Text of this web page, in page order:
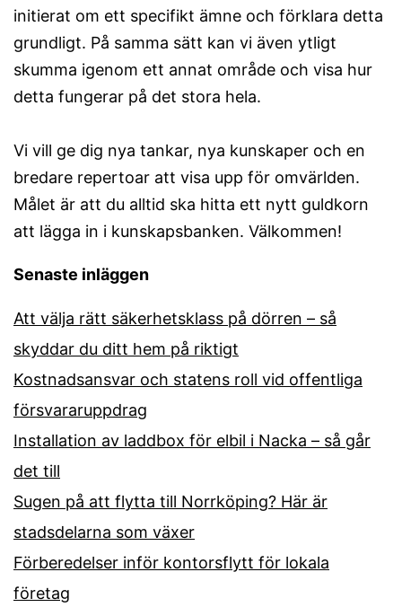
initierat om ett specifikt ämne och förklara detta
grundligt. På samma sätt kan vi även ytligt
skumma igenom ett annat område och visa hur
detta fungerar på det stora hela.
Vi vill ge dig nya tankar, nya kunskaper och en
bredare repertoar att visa upp för omvärlden.
Målet är att du alltid ska hitta ett nytt guldkorn
att lägga in i kunskapsbanken. Välkommen!
Senaste inläggen
Att välja rätt säkerhetsklass på dörren – så
skyddar du ditt hem på riktigt
Kostnadsansvar och statens roll vid offentliga
försvararuppdrag
Installation av laddbox för elbil i Nacka – så går
det till
Sugen på att flytta till Norrköping? Här är
stadsdelarna som växer
Förberedelser inför kontorsflytt för lokala
företag